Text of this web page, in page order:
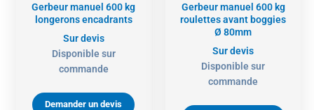
Gerbeur manuel 600 kg
longerons encadrants
Sur devis
Disponible sur
commande
Demander un devis
Gerbeur manuel 600 kg
roulettes avant boggies
Ø 80mm
Sur devis
Disponible sur
commande